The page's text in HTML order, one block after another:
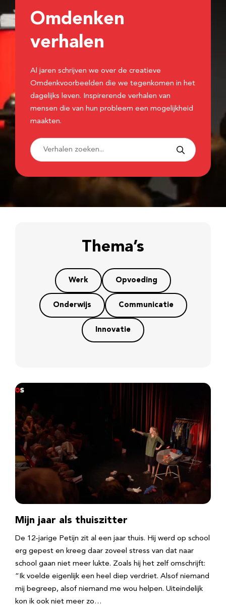
Omdenken
verhalen
Al jaren schrijven we over de creatieve
Omdenkvoorbeelden die we tegenkomen in het
dagelijks leven. Inspirerende verhalen van
mensen die van hun probleem een mogelijkheid
maakten.
Thema’s
Werk Opvoeding
Onderwijs Communicatie
Innovatie
Mijn jaar als thuiszitter
De 12-jarige Petijn zit al een jaar thuis. Hij werd op school
erg gepest en kreeg daar zoveel stress van dat naar
school gaan niet meer lukte. Zoals hij het zelf omschrijft:
“Ik voelde eigenlijk een heel diep verdriet. Alsof niemand
mij begreep, alsof niemand me wou helpen. Uiteindelijk
kon ik ook niet meer zo…